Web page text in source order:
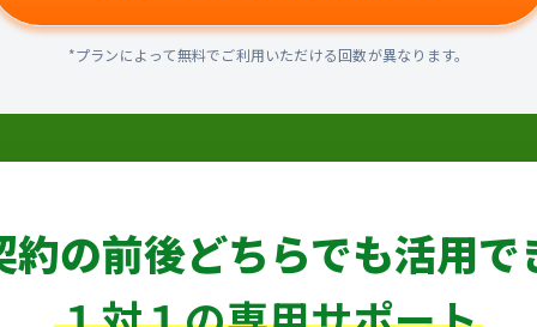
*プランによって無料でご利用いただける回数が異なります。
約の前後どちらでも活用で